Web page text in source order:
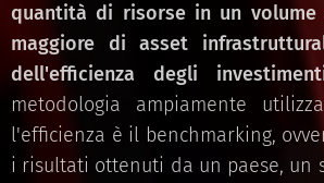
quantità di risorse in un
maggiore di asset
dell'efficienza degli
metodologia ampiamente
l'efficienza è il benchmarking,
i risultati ottenuti da un paese, un